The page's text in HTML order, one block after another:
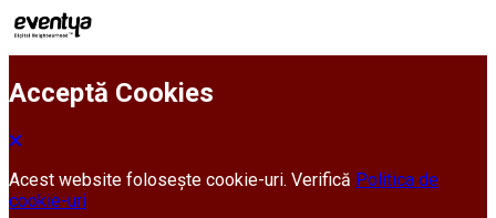
Acceptă Cookies
Acest website folosește cookie-uri. Verifică Politica de
cookie-uri